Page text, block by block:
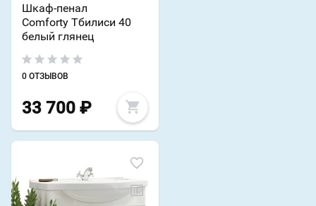
Шкаф-пенал
Comforty Тбилиси 40
белый глянец
0 ОТЗЫВОВ
33 700 ₽